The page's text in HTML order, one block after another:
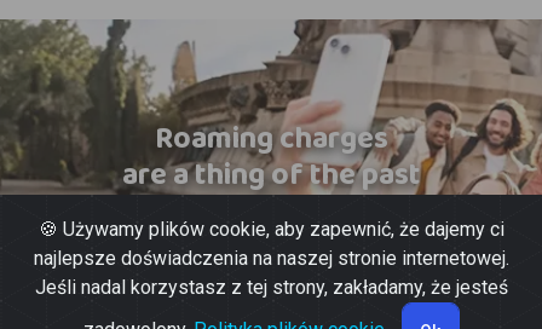
Roaming charges
are a thing of the past
🍪 Używamy plików cookie, aby zapewnić, że dajemy ci
najlepsze doświadczenia na naszej stronie internetowej.
Jeśli nadal korzystasz z tej strony, zakładamy, że jesteś